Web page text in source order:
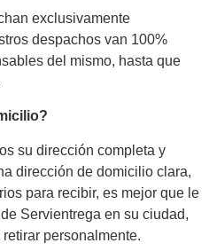
exclusivamente
despachos van 100%
del mismo, hasta que
su dirección completa y
dirección de domicilio clara,
para recibir, es mejor que le
Servientrega en su ciudad,
personalmente.